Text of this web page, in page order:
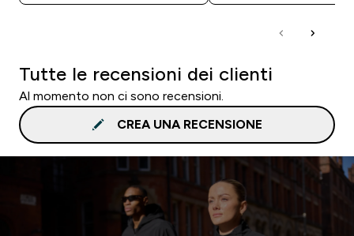
Tutte le recensioni dei clienti
Al momento non ci sono recensioni.
CREA UNA RECENSIONE